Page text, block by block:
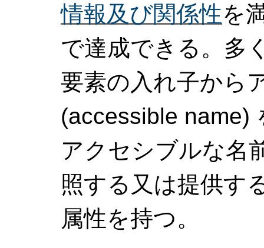
情報及び関係性を
で達成できる。多
要素の入れ子から
(accessible name)
アクセシブルな名
照する又は提供す
属性を持つ。